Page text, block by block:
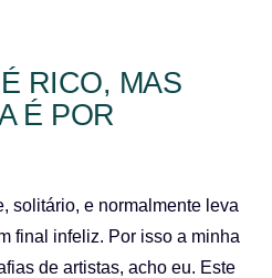
RICO, MAS
É POR
solitário, e normalmente leva
final infeliz. Por isso a minha
de artistas, acho eu. Este